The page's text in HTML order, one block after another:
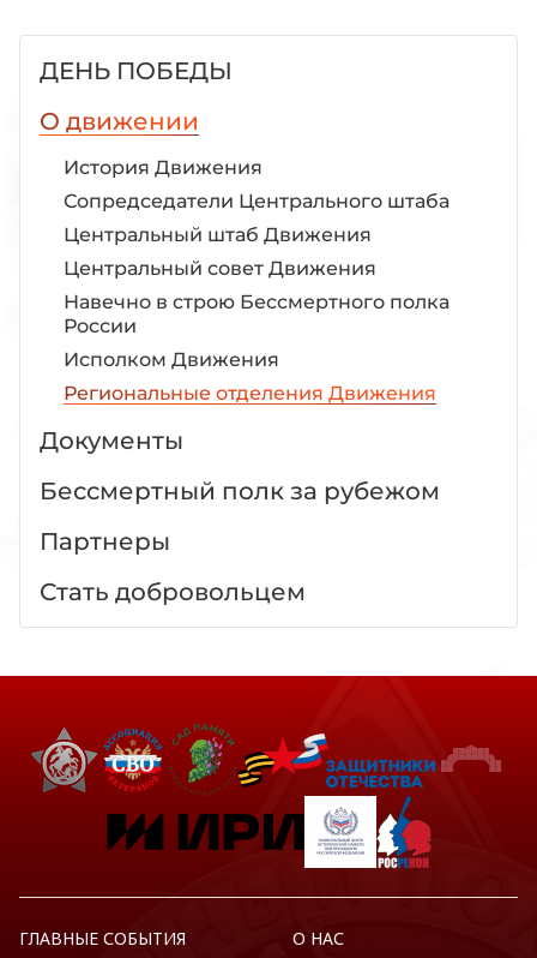
ДЕНЬ ПОБЕДЫ
О движении
История Движения
Сопредседатели Центрального штаба
Центральный штаб Движения
Центральный совет Движения
Навечно в строю Бессмертного полка
России
Исполком Движения
Региональные отделения Движения
Документы
Бессмертный полк за рубежом
Партнеры
Стать добровольцем
ГЛАВНЫЕ СОБЫТИЯ О НАС